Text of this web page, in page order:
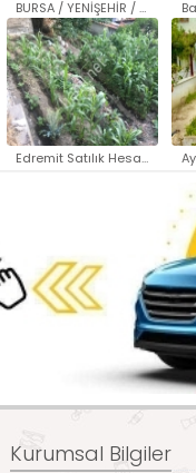
BURSA / YENİŞEHİR / FETHİYE MA..
Edremit Satılık Hesaplı Arsa..
Kurumsal Bilgiler